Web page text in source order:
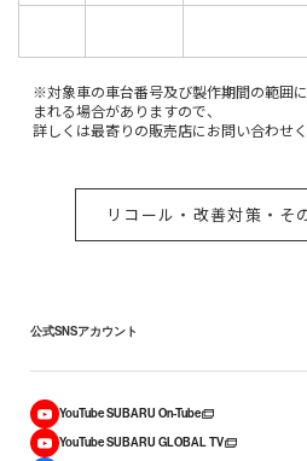
※対象車の車台番号及び製作期間の範囲
まれる場合がありますので、
詳しくは最寄りの販売店にお問い合わせく
リコール・改善対策・そ
公式SNSアカウント
YouTube SUBARU On-Tube
YouTube SUBARU GLOBAL TV